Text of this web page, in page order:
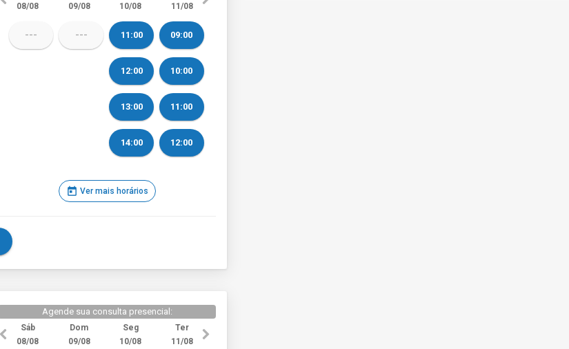
08/08
09/08
10/08
11/08
--- --- 11:00
12:00
13:00
14:00
09:00
10:00
11:00
12:00
today Ver mais horários
Agende sua consulta presencial:
Sáb
08/08
Dom
09/08
Seg
10/08
Ter
11/08